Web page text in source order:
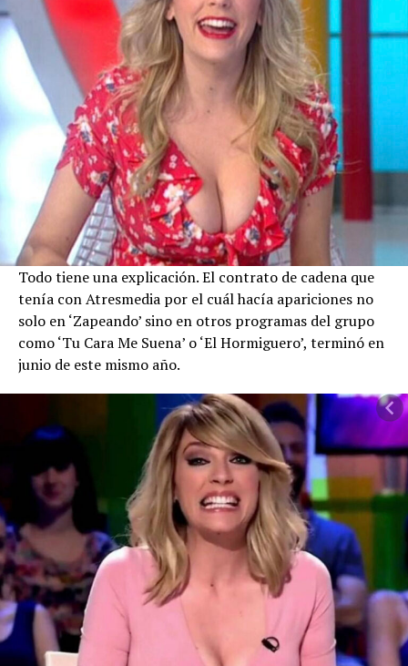
Todo tiene una explicación. El contrato de cadena que
tenía con Atresmedia por el cuál hacía apariciones no
solo en ‘Zapeando’ sino en otros programas del grupo
como ‘Tu Cara Me Suena’ o ‘El Hormiguero’, terminó en
junio de este mismo año.